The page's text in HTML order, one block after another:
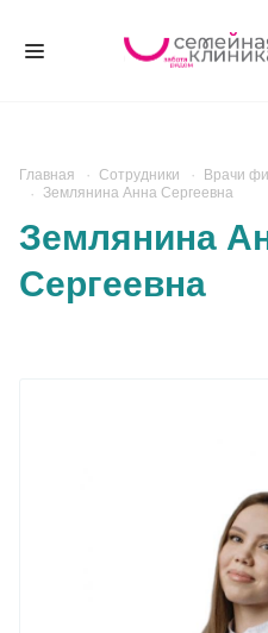
Главная Сотрудники
Врачи
Землянина Анна Сергеевна
Землянина
Сергеевна